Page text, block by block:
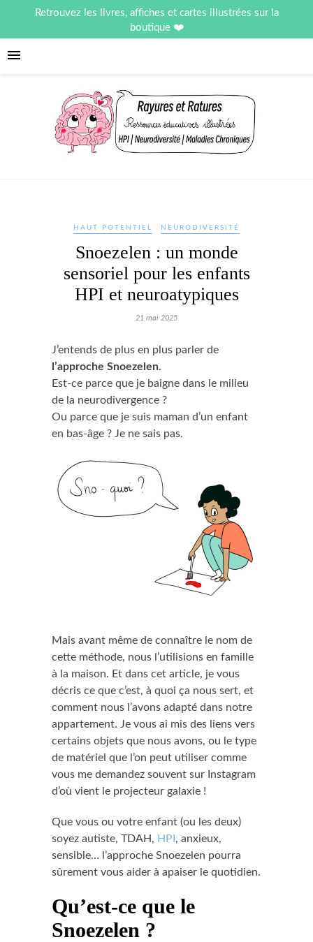
Retrouvez les livres, affiches et cartes illustrées sur la
boutique
HAUT POTENTIEL NEURODIVERSITÉ
Snoezelen : un monde
sensoriel pour les enfants
HPI et neuroatypiques
21 mai 2025
J’entends de plus en plus parler de
l’approche Snoezelen.
Est-ce parce que je baigne dans le milieu
de la neurodivergence ?
Ou parce que je suis maman d’un enfant
en bas-âge ? Je ne sais pas.
Mais avant même de connaître le nom de
cette méthode, nous l’utilisions en famille
à la maison. Et dans cet article, je vous
décris ce que c’est, à quoi ça nous sert, et
comment nous l’avons adapté dans notre
appartement. Je vous ai mis des liens vers
certains objets que nous avons, ou le type
de matériel que l’on peut utiliser comme
vous me demandez souvent sur Instagram
d’où vient le projecteur galaxie !
Que vous ou votre enfant (ou les deux)
soyez autiste, TDAH, HPI , anxieux,
sensible… l’approche Snoezelen pourra
sûrement vous aider à apaiser le quotidien.
Qu’est-ce que le
Snoezelen ?